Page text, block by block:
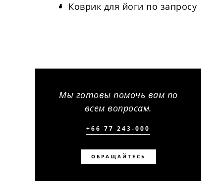
Коврик для йоги по запросу
Мы готовы помочь вам по
всем вопросам.
+66 77 243-000
ОБРАЩАЙТЕСЬ